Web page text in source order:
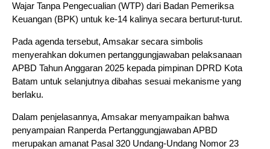
Wajar Tanpa Pengecualian (WTP) dari Badan Pemeriksa
Keuangan (BPK) untuk ke-14 kalinya secara berturut-turut.
Pada agenda tersebut, Amsakar secara simbolis
menyerahkan dokumen pertanggungjawaban pelaksanaan
APBD Tahun Anggaran 2025 kepada pimpinan DPRD Kota
Batam untuk selanjutnya dibahas sesuai mekanisme yang
berlaku.
Dalam penjelasannya, Amsakar menyampaikan bahwa
penyampaian Ranperda Pertanggungjawaban APBD
merupakan amanat Pasal 320 Undang-Undang Nomor 23